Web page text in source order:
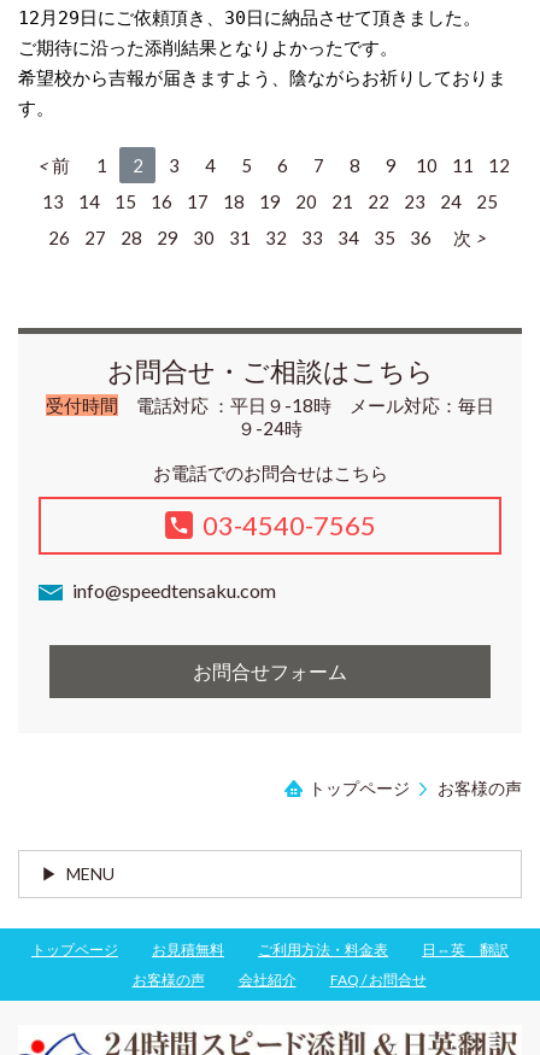
12月29日にご依頼頂き、30日に納品させて頂きました。
ご期待に沿った添削結果となりよかったです。
希望校から吉報が届きますよう、陰ながらお祈りしておりま
す。
前 1 2 3 4 5 6 7 8 9 10 11
12
13
14 15 16 17 18 19 20 21 22 23 24
25
26
27 28 29 30 31 32 33 34 35 36 次
お問合せ・ご相談はこちら
受付時間 電話対応 ：平日９-18時 メール対応：毎日
９-24時
お電話でのお問合せはこちら
03-4540-7565
info@speedtensaku.com
お問合せフォーム
トップページ お客様の声
MENU
トップページ お見積無料 ご利用方法・料金表
日⇔英 翻訳
お客様の声
会社紹介 FAQ / お問合せ